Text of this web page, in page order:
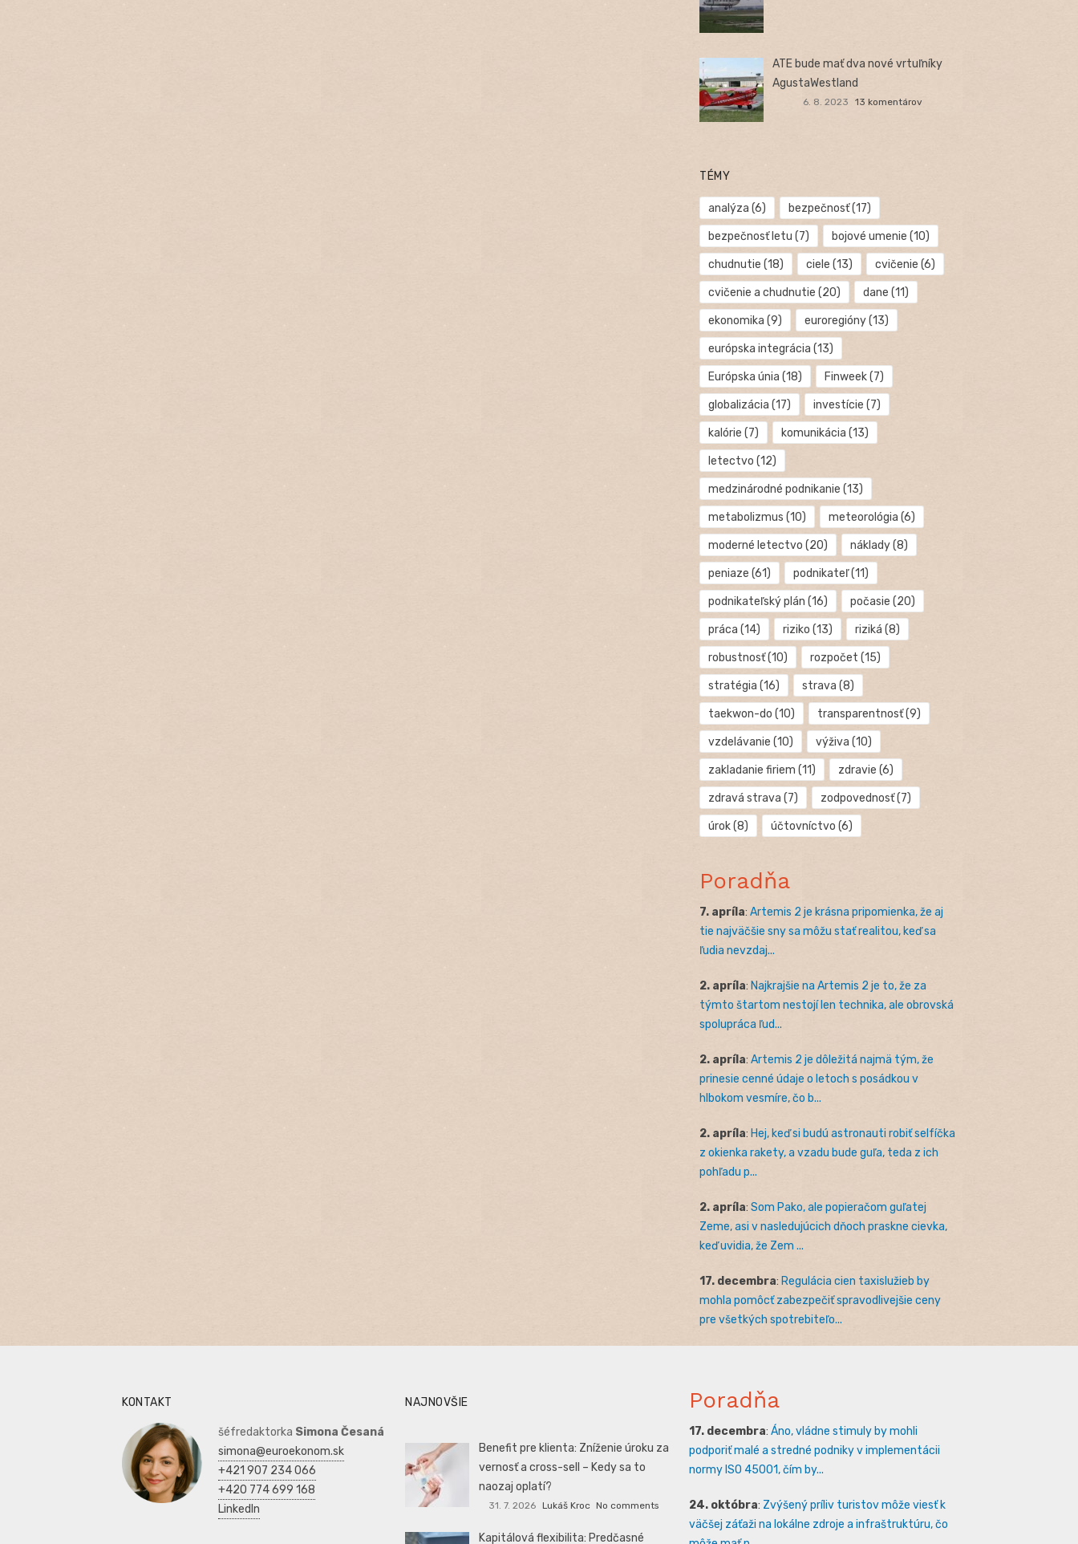
ATE bude mať dva nové vrtuľníky
AgustaWestland
6. 8. 2023 13 komentárov
TÉMY
analýza (6) bezpečnosť(17)
bezpečnosť letu (7) bojové umenie (10)
chudnutie (18) ciele (13) cvičenie (6)
cvičenie a chudnutie (20) dane (11)
ekonomika (9) euroregióny(13)
európska integrácia (13)
Európska únia (18) Finweek(7)
globalizácia (17) investície (7)
kalórie (7) komunikácia (13)
letectvo (12)
medzinárodné podnikanie (13)
metabolizmus (10) meteorológia (6)
moderné letectvo (20) náklady(8)
peniaze (61) podnikateľ(11)
podnikateľský plán (16) počasie (20)
práca (14) riziko (13) riziká (8)
robustnosť(10) rozpočet (15)
stratégia (16) strava (8)
taekwon-do (10) transparentnosť(9)
vzdelávanie (10) výživa (10)
zakladanie firiem (11) zdravie (6)
zdravá strava (7) zodpovednosť(7)
úrok(8) účtovníctvo (6)
Poradňa
7. apríla: Artemis 2 je krásna pripomienka, že aj
tie najväčšie sny sa môžu stať realitou, keď sa
ľudia nevzdaj...
2. apríla: Najkrajšie na Artemis 2 je to, že za
týmto štartom nestojí len technika, ale obrovská
spolupráca ľud...
2. apríla: Artemis 2 je dôležitá najmä tým, že
prinesie cenné údaje o letoch s posádkou v
hlbokom vesmíre, čo b...
2. apríla: Hej, keď si budú astronauti robiť selfíčka
z okienka rakety, a vzadu bude guľa, teda z ich
pohľadu p...
2. apríla: Som Pako, ale popieračom guľatej
Zeme, asi v nasledujúcich dňoch praskne cievka,
keď uvidia, že Zem ...
17. decembra: Regulácia cien taxislužieb by
mohla pomôcť zabezpečiť spravodlivejšie ceny
pre všetkých spotrebiteľo...
KONTAKT
šéfredaktorka Simona Česaná
simona@euroekonom.sk
+421 907 234 066
+420 774 699 168
LinkedIn
NAJNOVŠIE
Benefit pre klienta: Zníženie úroku za
vernosť a cross-sell – Kedy sa to
naozaj oplatí?
31. 7. 2026 Lukáš Kroc No comments
Kapitálová flexibilita: Predčasné
Poradňa
17. decembra: Áno, vládne stimuly by mohli
podporiť malé a stredné podniky v implementácii
normy ISO 45001, čím by...
24. októbra: Zvýšený príliv turistov môže viesť k
väčšej záťaži na lokálne zdroje a infraštruktúru, čo